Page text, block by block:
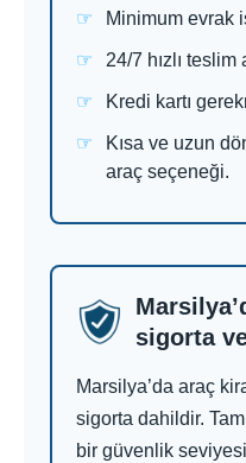
Minimum evrak
24/7 hızlı teslim
Kredi kartı
Kısa ve uzun
araç seçeneği.
sigorta
Marsilya’da araç
sigorta dahildir.
bir güvenlik